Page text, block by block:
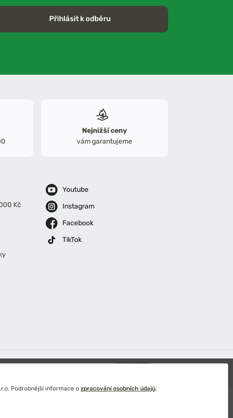
Přihlásit k odběru
Nejnižší ceny
vám garantujeme
Kč
Youtube
Instagram
Facebook
TikTok
Podrobnější informace o zpracování osobních údajů.